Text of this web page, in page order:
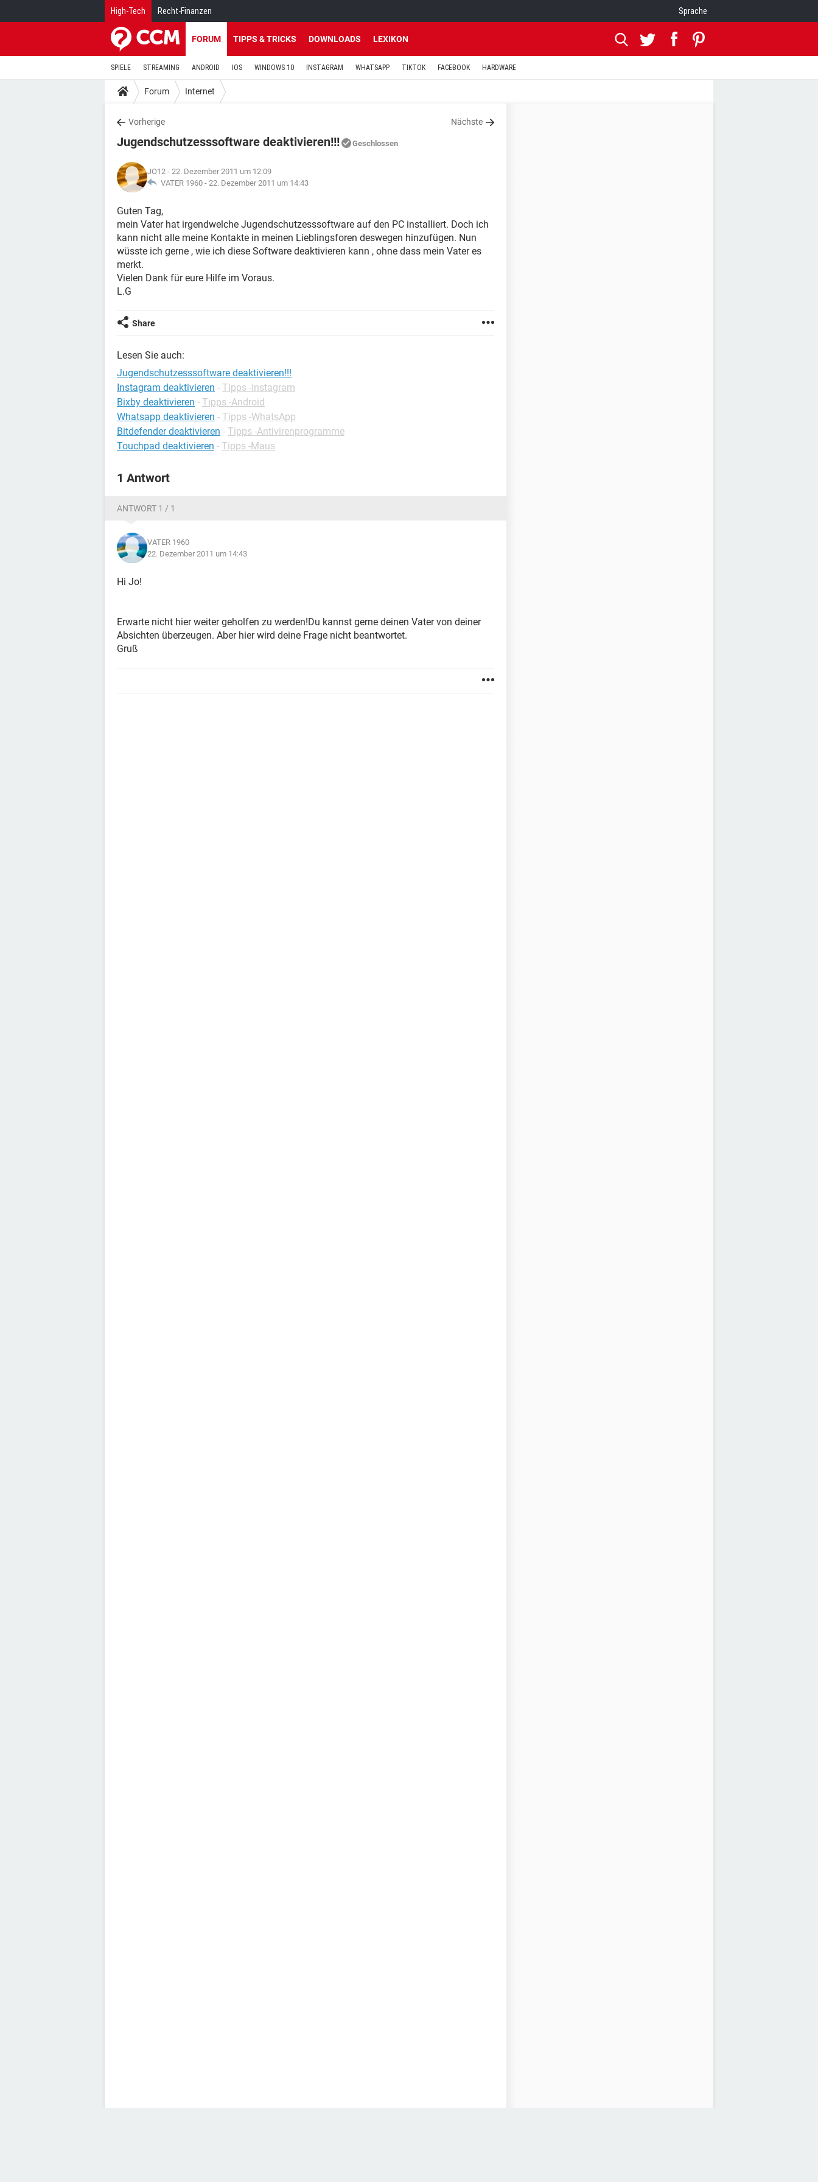
High-Tech Recht-Finanzen Sprache
FORUM TIPPS & TRICKS DOWNLOADS LEXIKON
SPIELE STREAMING ANDROID IOS WINDOWS 10 INSTAGRAM WHATSAPP TIKTOK FACEBOOK HARDWARE
Forum Internet
Vorherige Nächste
Jugendschutzesssoftware deaktivieren!!! Geschlossen
JO12 - 22. Dezember 2011 um 12:09
VATER 1960 - 22. Dezember 2011 um 14:43
Guten Tag,
mein Vater hat irgendwelche Jugendschutzesssoftware auf den PC installiert. Doch ich
kann nicht alle meine Kontakte in meinen Lieblingsforen deswegen hinzufügen. Nun
wüsste ich gerne , wie ich diese Software deaktivieren kann , ohne dass mein Vater es
merkt.
Vielen Dank für eure Hilfe im Voraus.
L.G
Share
Lesen Sie auch:
Jugendschutzesssoftware deaktivieren!!!
Instagram deaktivieren - Tipps -Instagram
Bixby deaktivieren - Tipps -Android
Whatsapp deaktivieren - Tipps -WhatsApp
Bitdefender deaktivieren - Tipps -Antivirenprogramme
Touchpad deaktivieren - Tipps -Maus
1 Antwort
ANTWORT 1 / 1
VATER 1960
22. Dezember 2011 um 14:43
Hi Jo!
Erwarte nicht hier weiter geholfen zu werden!Du kannst gerne deinen Vater von deiner
Absichten überzeugen. Aber hier wird deine Frage nicht beantwortet.
Gruß